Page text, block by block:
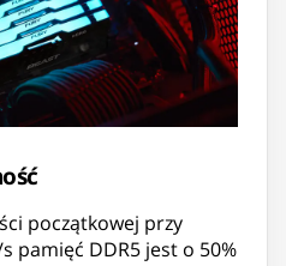
początkowej przy
pamięć DDR5 jest o 50%